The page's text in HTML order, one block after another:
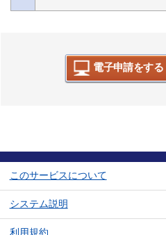
電子申請をする
このサービスについて
システム説明
利用規約